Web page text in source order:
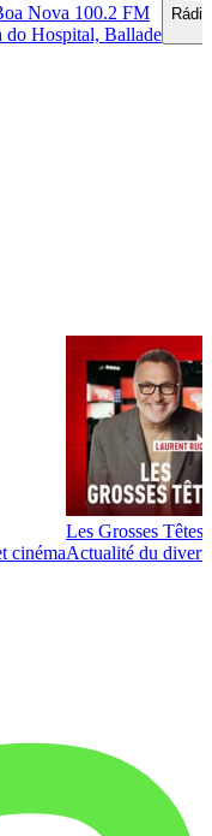
Nova 100.2 FM
do Hospital, Ballade
cinéma
Les Grosses Têtes
Actualité du